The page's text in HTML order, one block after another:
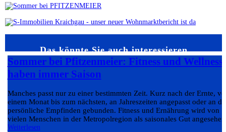
Das könnte Sie auch interessieren…
Sommer bei Pfitzenmeier: Fitness und Wellness
haben immer Saison
Manches passt nur zu einer bestimmten Zeit. Kurz nach der Ernte,
einem Monat bis zum nächsten, an Jahreszeiten angepasst oder an
persönliche Empfinden gebunden. Fitness und Ernährung wird von
vielen Menschen in der Metropolregion als saisonales Gut
Weiterlesen